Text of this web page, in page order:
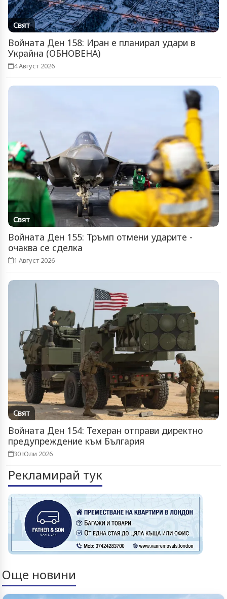
Свят
Войната Ден 158: Иран е планирал удари в
Украйна (ОБНОВЕНА)
4 Август 2026
Свят
Войната Ден 155: Тръмп отмени ударите -
очаква се сделка
1 Август 2026
Свят
Войната Ден 154: Техеран отправи директно
предупреждение към България
30 Юли 2026
Рекламирай тук
Още новини